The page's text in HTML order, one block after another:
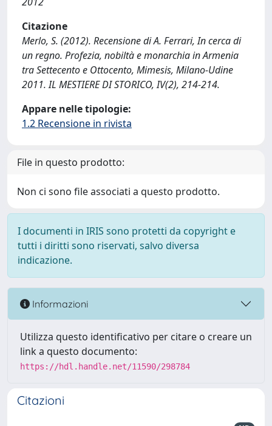
Citazione
Merlo, S. (2012). Recensione di A. Ferrari, In cerca di
un regno. Profezia, nobiltà e monarchia in Armenia
tra Settecento e Ottocento, Mimesis, Milano-Udine
2011. IL MESTIERE DI STORICO, IV(2), 214-214.
Appare nelle tipologie:
1.2 Recensione in rivista
File in questo prodotto:
Non ci sono file associati a questo prodotto.
I documenti in IRIS sono protetti da copyright e
tutti i diritti sono riservati, salvo diversa
indicazione.
Informazioni
Utilizza questo identificativo per citare o creare un
link a questo documento:
https://hdl.handle.net/11590/298784
Citazioni